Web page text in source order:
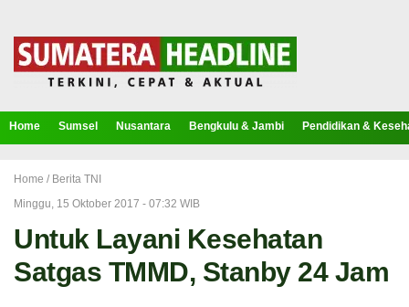
Home Sumsel Nusantara Bengkulu & Jambi Pendidikan &
Home / Berita TNI
Minggu, 15 Oktober 2017 - 07:32 WIB
Untuk Layani Kesehatan
Satgas TMMD, Stanby 24 Jam